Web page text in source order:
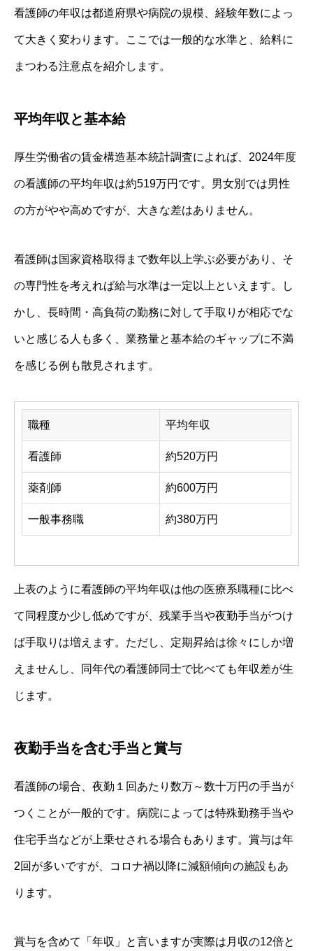
看護師の年収は都道府県や病院の規模、経験年数によっ
て大きく変わります。ここでは一般的な水準と、給料に
まつわる注意点を紹介します。
平均年収と基本給
厚生労働省の賃金構造基本統計調査によれば、2024年度
の看護師の平均年収は約519万円です。男女別では男性
の方がやや高めですが、大きな差はありません。
看護師は国家資格取得まで数年以上学ぶ必要があり、そ
の専門性を考えれば給与水準は一定以上といえます。し
かし、長時間・高負荷の勤務に対して手取りが相応でな
いと感じる人も多く、業務量と基本給のギャップに不満
を感じる例も散見されます。
職種 平均年収
看護師 約520万円
薬剤師 約600万円
一般事務職 約380万円
上表のように看護師の平均年収は他の医療系職種に比べ
て同程度か少し低めですが、残業手当や夜勤手当がつけ
ば手取りは増えます。ただし、定期昇給は徐々にしか増
えませんし、同年代の看護師同士で比べても年収差が生
じます。
夜勤手当を含む手当と賞与
看護師の場合、夜勤１回あたり数万～数十万円の手当が
つくことが一般的です。病院によっては特殊勤務手当や
住宅手当などが上乗せされる場合もあります。賞与は年
2回が多いですが、コロナ禍以降に減額傾向の施設もあ
ります。
賞与を含めて「年収」と言いますが実際は月収の12倍と